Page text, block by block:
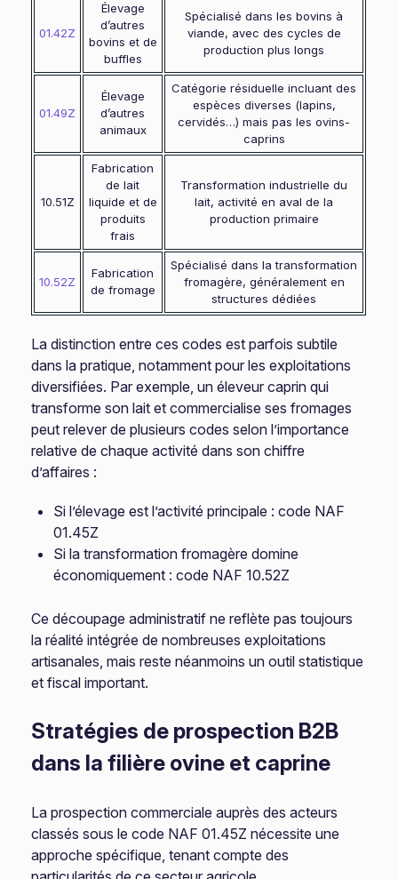
01.42Z
Élevage
d’autres
bovins et de
buffles
Spécialisé dans les bovins à
viande, avec des cycles de
production plus longs
01.49Z
Élevage
d’autres
animaux
Catégorie résiduelle incluant des
espèces diverses (lapins,
cervidés…) mais pas les ovins-
caprins
10.51Z
Fabrication
de lait
liquide et de
produits
frais
Transformation industrielle du
lait, activité en aval de la
production primaire
10.52Z
Fabrication
de fromage
Spécialisé dans la transformation
fromagère, généralement en
structures dédiées
La distinction entre ces codes est parfois subtile
dans la pratique, notamment pour les exploitations
diversifiées. Par exemple, un éleveur caprin qui
transforme son lait et commercialise ses fromages
peut relever de plusieurs codes selon l’importance
relative de chaque activité dans son chiffre
d’affaires :
Si l’élevage est l’activité principale : code NAF
01.45Z
Si la transformation fromagère domine
économiquement : code NAF 10.52Z
Ce découpage administratif ne reflète pas toujours
la réalité intégrée de nombreuses exploitations
artisanales, mais reste néanmoins un outil statistique
et fiscal important.
Stratégies de prospection B2B
dans la filière ovine et caprine
La prospection commerciale auprès des acteurs
classés sous le code NAF 01.45Z nécessite une
approche spécifique, tenant compte des